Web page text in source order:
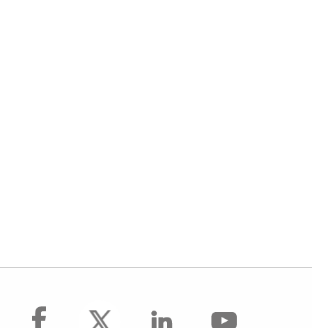
facebook